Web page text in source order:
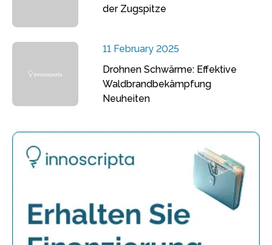
der Zugspitze
11 February 2025
Drohnen Schwärme: Effektive
Waldbrandbekämpfung
Neuheiten